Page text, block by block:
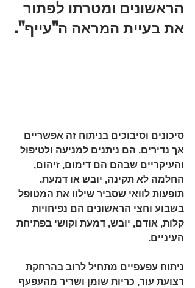
הראשונים ומטרתו לפתור
את בעיית המראה ה"עייף".
סיכונים וסיבוכים בניתוח זה אפשריים
אך נדירים. הם ניתנים למניעה ולטיפול
והעיקריים שבהם הם דימום, זיהום,
החלמה לא תקינה, יובש או דמעת.
תופעות לוואי שסביר שילוו את המטופל
בשבוע וחצי הראשונים הם נפיחויות
קלות, אודם, יובש, דמעת וקושי בפתיחת
העיניים.
ניתוח עפעפיים מתחיל לרוב בהרחקת
רצועת עור, כריות שומן ושריר מהעפעף